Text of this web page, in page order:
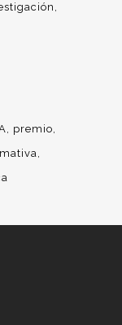
premio